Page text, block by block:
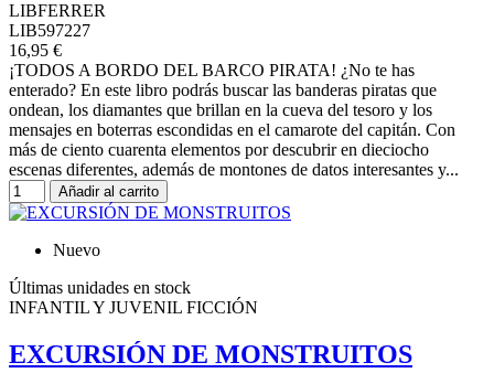
LIBFERRER
LIB597227
16,95 €
¡TODOS A BORDO DEL BARCO PIRATA! ¿No te has
enterado? En este libro podrás buscar las banderas piratas que
ondean, los diamantes que brillan en la cueva del tesoro y los
mensajes en boterras escondidas en el camarote del capitán. Con
más de ciento cuarenta elementos por descubrir en dieciocho
escenas diferentes, además de montones de datos interesantes y...
Añadir al carrito
Nuevo
Últimas unidades en stock
INFANTIL Y JUVENIL FICCIÓN
EXCURSIÓN DE MONSTRUITOS